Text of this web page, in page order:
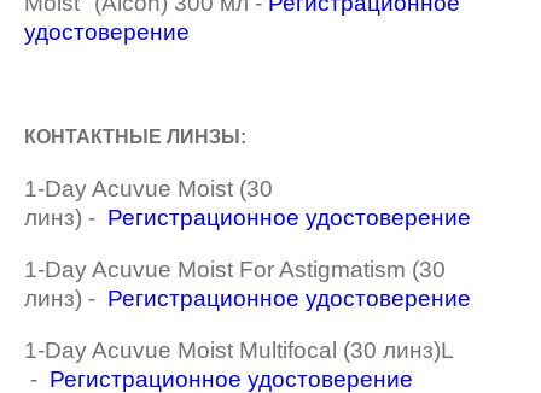
удостоверение
КОНТАКТНЫЕ ЛИНЗЫ:
1-Day Acuvue Moist (30
линз) - Регистрационное удостоверение
1-Day Acuvue Moist For Astigmatism (30
линз) - Регистрационное удостоверение
1-Day Acuvue Moist Multifocal (30 линз)L
- Регистрационное удостоверение